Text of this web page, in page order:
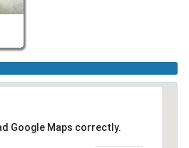
Google Maps correctly.